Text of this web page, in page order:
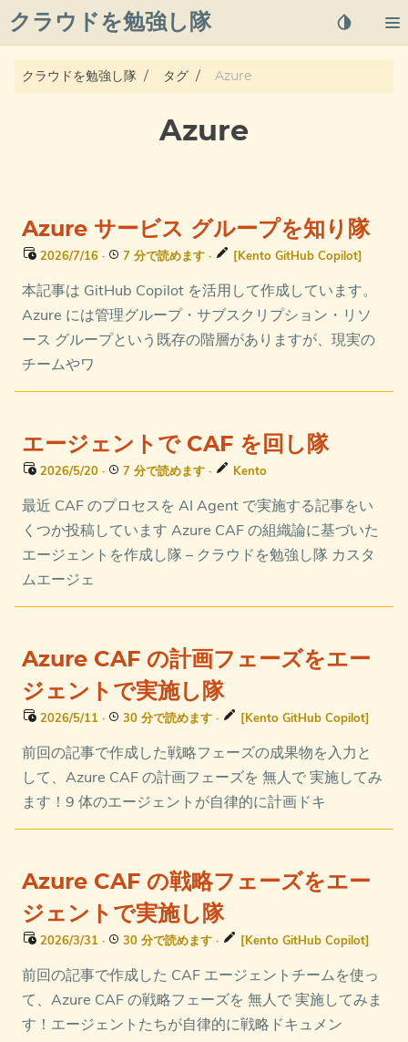
クラウドを勉強し隊
About
azure overview
タグ
クラウドを勉強し隊 タグ Azure
Azure
Azure サービス グループを知り隊
2026/7/16 · 7 分で読めます · [Kento GitHub Copilot]
本記事は GitHub Copilot を活用して作成しています。
Azure には管理グループ・サブスクリプション・リソ
ース グループという既存の階層がありますが、現実の
チームやワ
エージェントで CAF を回し隊
2026/5/20 · 7 分で読めます · Kento
最近 CAF のプロセスを AI Agent で実施する記事をい
くつか投稿しています Azure CAF の組織論に基づいた
エージェントを作成し隊 – クラウドを勉強し隊 カスタ
ムエージェ
Azure CAF の計画フェーズをエー
ジェントで実施し隊
2026/5/11 · 30 分で読めます · [Kento GitHub Copilot]
前回の記事で作成した戦略フェーズの成果物を入力と
して、Azure CAF の計画フェーズを 無人で 実施してみ
ます！9 体のエージェントが自律的に計画ドキ
Azure CAF の戦略フェーズをエー
ジェントで実施し隊
2026/3/31 · 30 分で読めます · [Kento GitHub Copilot]
前回の記事で作成した CAF エージェントチームを使っ
て、Azure CAF の戦略フェーズを 無人で 実施してみま
す！エージェントたちが自律的に戦略ドキュメン